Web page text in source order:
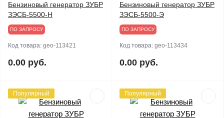
Бензиновый генератор ЗУБР
ЗЭСБ-5500-Н
ПО ЗАПРОСУ
Код товара: geo-113421
0.00 руб.
Бензиновый генератор ЗУБР
ЗЭСБ-5500-Э
ПО ЗАПРОСУ
Код товара: geo-113434
0.00 руб.
Популярный Популярный